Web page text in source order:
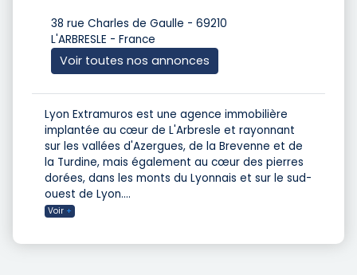
38 rue Charles de Gaulle - 69210
L'ARBRESLE - France
Voir toutes nos annonces
Lyon Extramuros est une agence immobilière
implantée au cœur de L'Arbresle et rayonnant
sur les vallées d'Azergues, de la Brevenne et de
la Turdine, mais également au cœur des pierres
dorées, dans les monts du Lyonnais et sur le sud-
ouest de Lyon....
Voir +